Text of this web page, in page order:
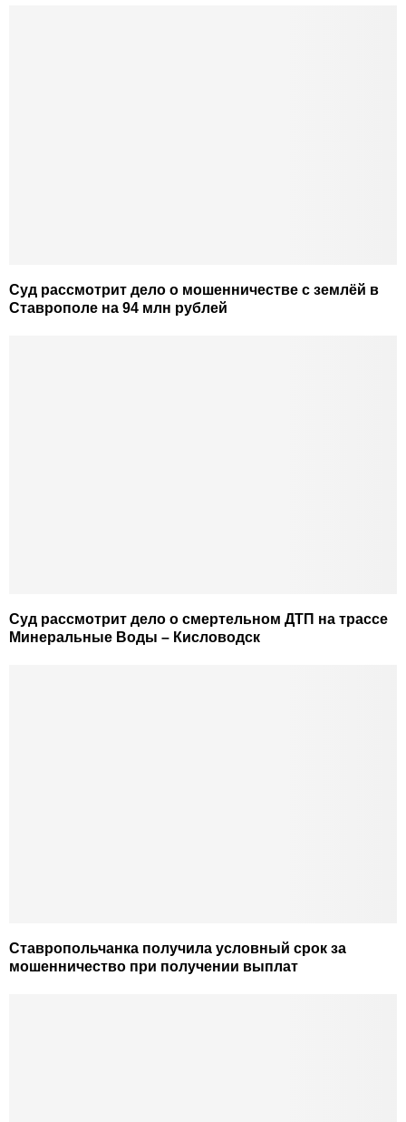
Суд рассмотрит дело о мошенничестве с землёй в
Ставрополе на 94 млн рублей
Суд рассмотрит дело о смертельном ДТП на трассе
Минеральные Воды – Кисловодск
Ставропольчанка получила условный срок за
мошенничество при получении выплат